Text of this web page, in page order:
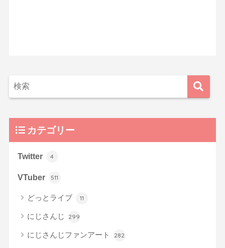
カテゴリー
Twitter 4
VTuber 511
どっとライブ 11
にじさんじ 299
にじさんじファンアート 282